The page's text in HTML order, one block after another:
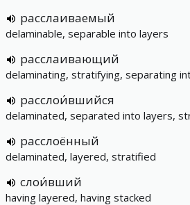
расслаиваемый
delaminable, separable into layers
расслаивающий
delaminating, stratifying, separating
расслои́вшийся
delaminated, separated into layers,
расслоённый
delaminated, layered, stratified
слои́вший
having layered, having stacked